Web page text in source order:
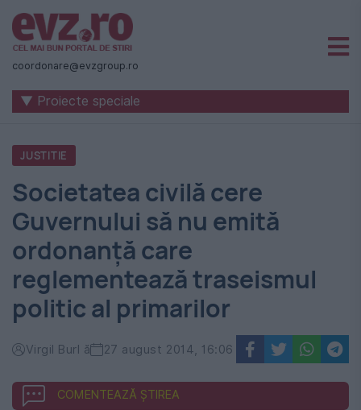
Știri
naționale
internaționale
România
-
Evenimentul
Zilei
coordonare@evzgroup.ro
▼ Proiecte speciale
JUSTITIE
Societatea civilă cere
Guvernului să nu emită
ordonanță care
reglementează traseismul
politic al primarilor
Virgil Burl ă 27 august 2014, 16:06
COMENTEAZĂ ȘTIREA